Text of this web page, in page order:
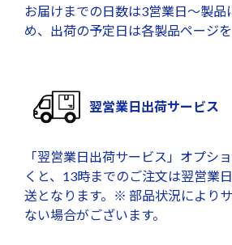
お届けまでの日数は3営業日～製品
め、出荷の予定日は各製品ページを
翌営業日出荷サービス
「翌営業日出荷サービス」オプシ
くと、13時までのご注文は翌営業
送となります。※ 部品状況により
ない場合がございます。